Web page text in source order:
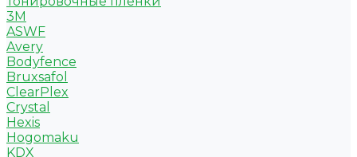
3M
ASWF
Avery
Bodyfence
Bruxsafol
ClearPlex
Crystal
Hexis
Hogomaku
KDX